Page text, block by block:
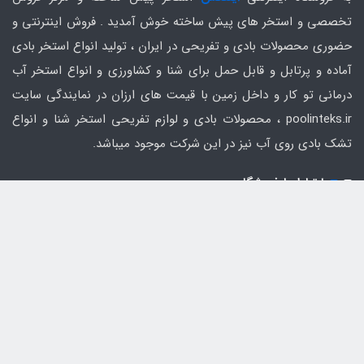
دسته از محصولات به شمار می رود.
خرید انواع حلقه شنا
بادی
دیگر محصولاتی که ما در فروشگاه خود در اختیار
تخصصی و استخر های پیش ساخته خوش آمدید . فروش اینترنتی و
حضوری محصولات بادی و تفریحی در ایران ، تولید انواع استخر بادی
آماده و پرتابل و قابل حمل برای شنا و کشاورزی و انواع استخر آب
درمانی تو کار و داخل زمین با قیمت های ارزان در نمایندگی سایت
poolinteks.ir ، محصولات بادی و لوازم تفریحی استخر شنا و انواع
تشک بادی روی آب نیز در این شرکت موجود میباشد.
ارتباط با فروشگاه